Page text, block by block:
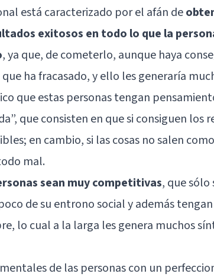
está caracterizado por el afán de
exitosos en todo lo que la
, ya que, de cometerlo, aunque haya
ha fracasado, y ello les generaría
que estas personas tengan
que consisten en que si consiguen los
en cambio, si las cosas no salen
mal.
sean muy competitivas, que sólo
de su entrono social y además
lo cual a la larga les genera muchos
de las personas con un